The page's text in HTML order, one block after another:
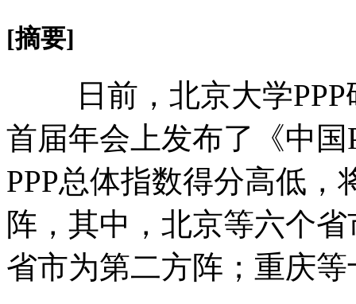
[摘要]
日前，北京大学PPP
首届年会上发布了《中
PPP总体指数得分高低
阵，其中，北京等六个
省市为第二方阵；重庆